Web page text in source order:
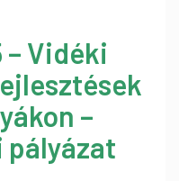
– Vidéki
–